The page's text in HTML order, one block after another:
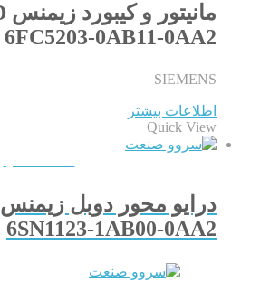
مانیتور و کیبورد زیمنس 840D/810D
6FC5203-0AB11-0AA2
SIEMENS
اطلاعات بیشتر
Quick View
درایو محور دوبل زیمنس611 2x15A
6SN1123-1AB00-0AA2